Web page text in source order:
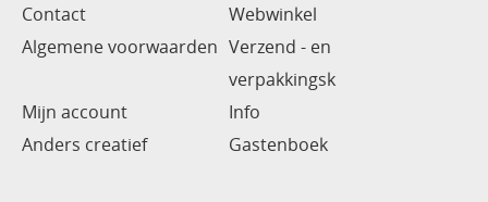
Contact
Webwinkel
Algemene voorwaarden Verzend - en
verpakkingsk
Mijn account
Info
Anders creatief
Gastenboek